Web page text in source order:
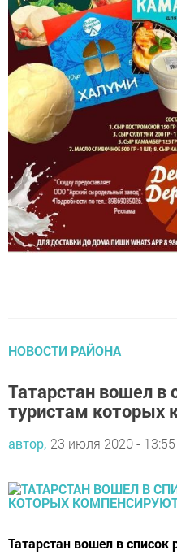
туристам которых
автор, 23 июля 2020 - 13:55
туристам компенсируют